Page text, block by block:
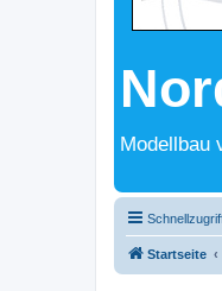
Modellbau
Startseite